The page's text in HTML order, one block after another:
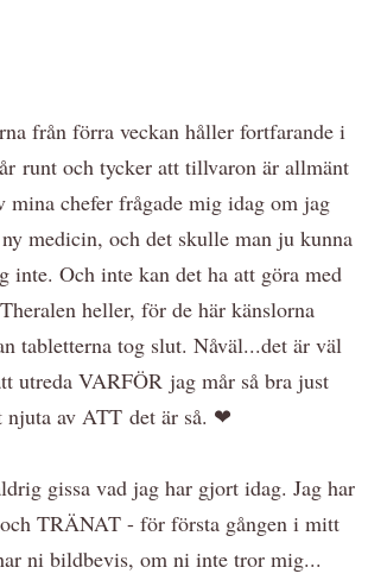
från förra veckan håller fortfarande i
runt och tycker att tillvaron är allmänt
chefer frågade mig idag om jag
medicin, och det skulle man ju kunna
inte. Och inte kan det ha att göra med
heller, för de här känslorna
tabletterna tog slut. Nåväl...det är väl
utreda VARFÖR jag mår så bra just
njuta av ATT det är så. ❤
gissa vad jag har gjort idag. Jag har
TRÄNAT - för första gången i mitt
ni bildbevis, om ni inte tror mig...